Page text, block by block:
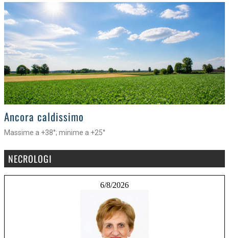
>
Ancora caldissimo
Massime a +38°; minime a +25°
NECROLOGI
6/8/2026